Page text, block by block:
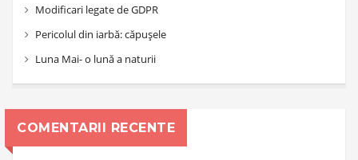
Modificari legate de GDPR
Pericolul din iarbă: căpușele
Luna Mai- o lună a naturii
COMENTARII RECENTE